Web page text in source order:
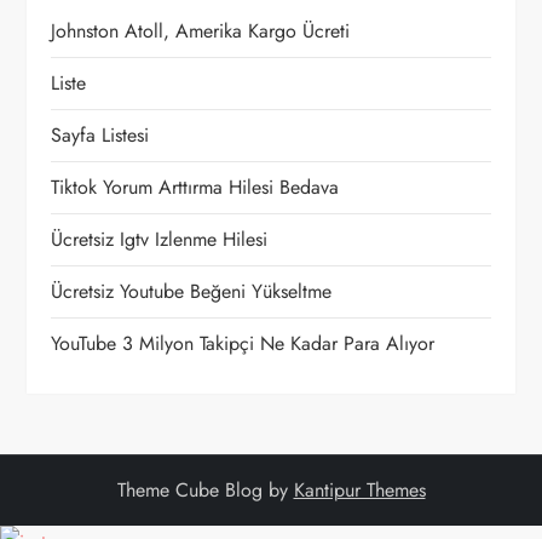
i
n
m
e
s
i
Johnston Atoll, Amerika Kargo Ücreti
Liste
Sayfa Listesi
Tiktok Yorum Arttırma Hilesi Bedava
Ücretsiz Igtv Izlenme Hilesi
Ücretsiz Youtube Beğeni Yükseltme
YouTube 3 Milyon Takipçi Ne Kadar Para Alıyor
Theme Cube Blog by Kantipur Themes